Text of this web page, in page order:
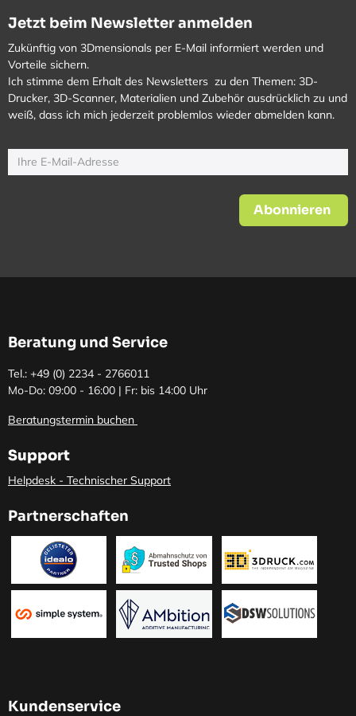
Jetzt beim Newsletter anmelden
Zukünftig von 3Dmensionals per E-Mail informiert werden und
Vorteile sichern.
Ich stimme dem Erhalt des Newsletters zu den Themen: 3D-
Drucker, 3D-Scanner, Materialien und Zubehör ausdrücklich zu und
weiß, dass ich mich jederzeit problemlos wieder abmelden kann.
Abonnieren
Beratung und Service
Tel.: +49 (0) 2234 - 2766011
Mo-Do: 09:00 - 16:00 | Fr: bis 14:00 Uhr
Beratungstermin buchen
Support
Helpdesk - Technischer Support
Partnerschaften
Kundenservice